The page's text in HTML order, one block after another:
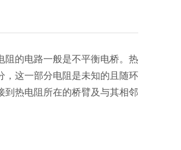
阻的电路一般是不平衡电桥。热
，这一部分电阻是未知的且随环
到热电阻所在的桥臂及与其相邻